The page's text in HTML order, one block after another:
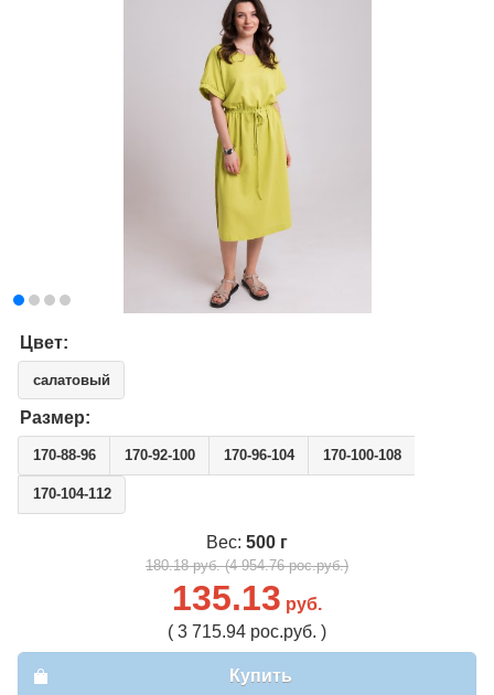
Цвет:
салатовый
Размер:
170-88-96 170-92-100 170-96-104 170-100-108
170-104-112
Вес: 500 г
180.18 руб. (4 954.76 рос.руб.)
135.13 руб.
( 3 715.94 рос.руб. )
Купить